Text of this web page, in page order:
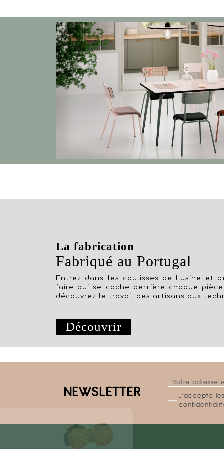
La fabrication
Fabriqué au Portugal
Entrez dans les coulisses de l'usine et
faire qui se cache derrière chaque
découvrez le travail des artisans aux
Découvrir
NEWSLETTER
J'accepte
les Cookies !
On a attendu d'être sûrs que le